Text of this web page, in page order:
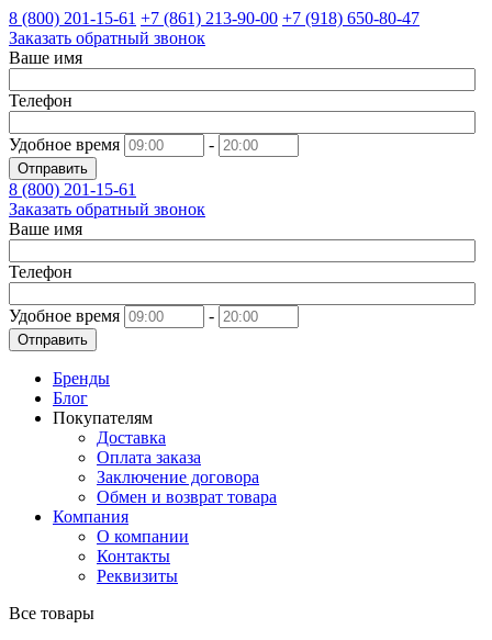
8 (800) 201-15-61 +7 (861) 213-90-00 +7 (918) 650-80-47
Заказать обратный звонок
Ваше имя
Телефон
Удобное время -
Отправить
8 (800) 201-15-61
Заказать обратный звонок
Ваше имя
Телефон
Удобное время -
Отправить
Бренды
Блог
Покупателям
Доставка
Оплата заказа
Заключение договора
Обмен и возврат товара
Компания
О компании
Контакты
Реквизиты
Все товары